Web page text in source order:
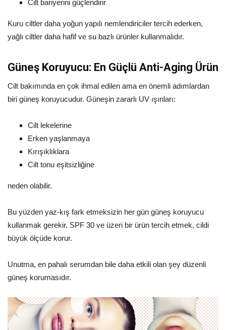
Cilt bariyerini güçlendirir
Kuru ciltler daha yoğun yapılı nemlendiriciler tercih ederken,
yağlı ciltler daha hafif ve su bazlı ürünler kullanmalıdır.
Güneş Koruyucu: En Güçlü Anti-Aging Ürün
Cilt bakımında en çok ihmal edilen ama en önemli adımlardan
biri güneş koruyucudur. Güneşin zararlı UV ışınları:
Cilt lekelerine
Erken yaşlanmaya
Kırışıklıklara
Cilt tonu eşitsizliğine
neden olabilir.
Bu yüzden yaz-kış fark etmeksizin her gün güneş koruyucu
kullanmak gerekir. SPF 30 ve üzeri bir ürün tercih etmek, cildi
büyük ölçüde korur.
Unutma, en pahalı serumdan bile daha etkili olan şey düzenli
güneş korumasıdır.